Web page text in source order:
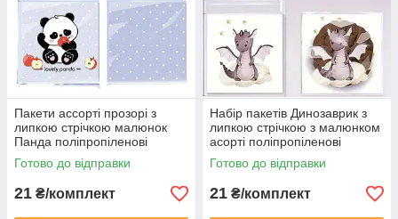
Пакети ассорті прозорі з
липкою стрічкою малюнок
Панда поліпропіленові
фасувальні подарункові 10
шт 10х10х3 см
Готово до відправки
21 ₴/комплект
Набір пакетів Динозаврик з
липкою стрічкою з малюнком
асорті поліпропіленові
10х10х3 см комплект 10 шт
Готово до відправки
21 ₴/комплект